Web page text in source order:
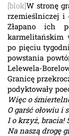
[blok]W stronę
rzemieślniczej i
Złapano ich
karmelitańskim
po pięciu
powstania
Lelewela-
Granicę
podyktowały
Więc o
O garść ołowiu i
I o krzyż, bracia!
Na naszą drogę